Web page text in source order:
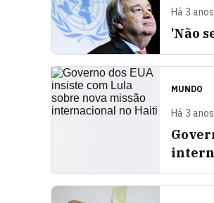
Há 3
'Não
MUNDO
Há 3